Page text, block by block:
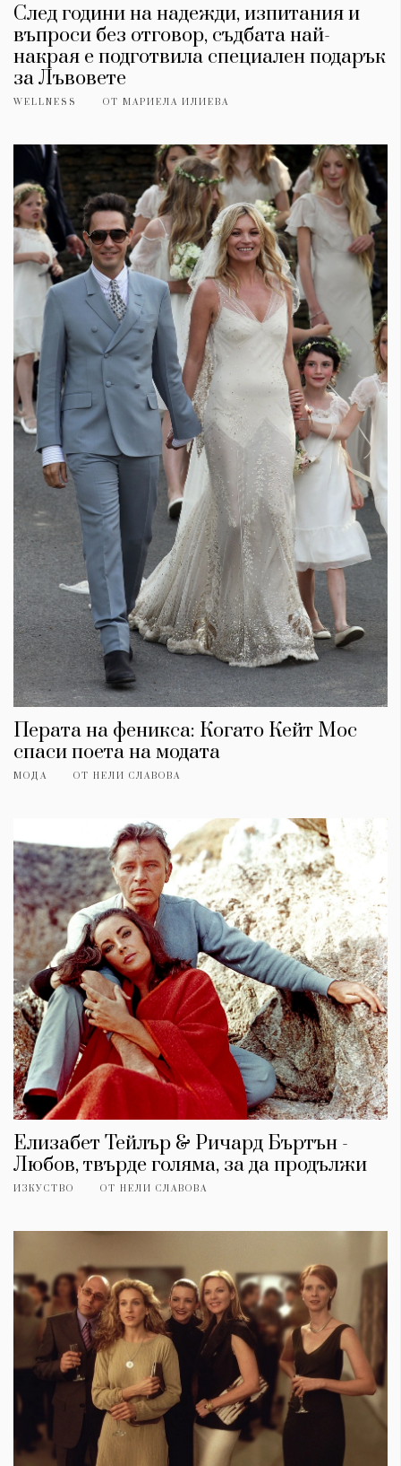
След години на надежди, изпитания и
въпроси без отговор, съдбата най-
накрая е подготвила специален подарък
за Лъвовете
WELLNESS ОТ МАРИЕЛА ИЛИЕВА
Перата на феникса: Когато Кейт Мос
спаси поета на модата
МОДА ОТ НЕЛИ СЛАВОВА
Елизабет Тейлър & Ричард Бъртън -
Любов, твърде голяма, за да продължи
ИЗКУСТВО ОТ НЕЛИ СЛАВОВА
КАТЕГОРИИ
Wine&Dine
Подкасти
Мода
Dialogue
Изкуство
ЗА НАС
Условия за
ползване
За нас
Реклама
Политика за